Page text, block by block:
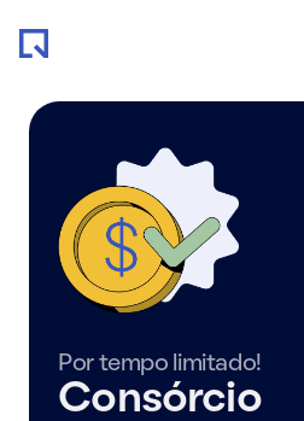
Por tempo limitado!
Consórcio